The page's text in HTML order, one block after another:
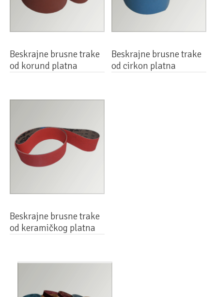
Beskrajne brusne trake
od korund platna
Beskrajne brusne trake
od cirkon platna
Beskrajne brusne trake
od keramičkog platna